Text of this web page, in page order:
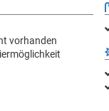
vorhanden